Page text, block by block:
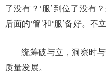
了没有？‘服’到位了没有
后面的‘管’和‘服’备好。不
统筹破与立，洞察时
质量发展。